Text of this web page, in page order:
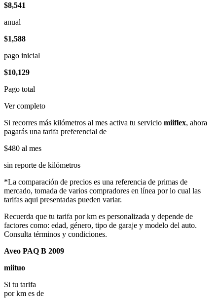
$8,541
anual
$1,588
pago inicial
$10,129
Pago total
Ver completo
Si recorres más kilómetros al mes activa tu servicio miiflex, ahora
pagarás una tarifa preferencial de
$480 al mes
sin reporte de kilómetros
*La comparación de precios es una referencia de primas de
mercado, tomada de varios compradores en línea por lo cual las
tarifas aqui presentadas pueden variar.
Recuerda que tu tarifa por km es personalizada y depende de
factores como: edad, género, tipo de garaje y modelo del auto.
Consulta términos y condiciones.
Aveo PAQ B 2009
miituo
Si tu tarifa
por km es de